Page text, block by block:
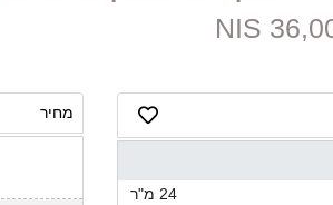
24 מ"ר
מחיר